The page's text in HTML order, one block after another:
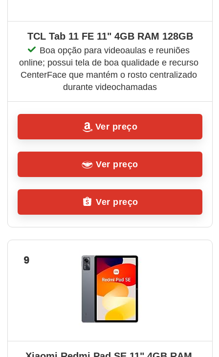
TCL Tab 11 FE 11" 4GB RAM 128GB
Boa opção para videoaulas e reuniões
online; possui tela de boa qualidade e recurso
CenterFace que mantém o rosto centralizado
durante videochamadas
Ver preço
Ver preço
Ver preço
9